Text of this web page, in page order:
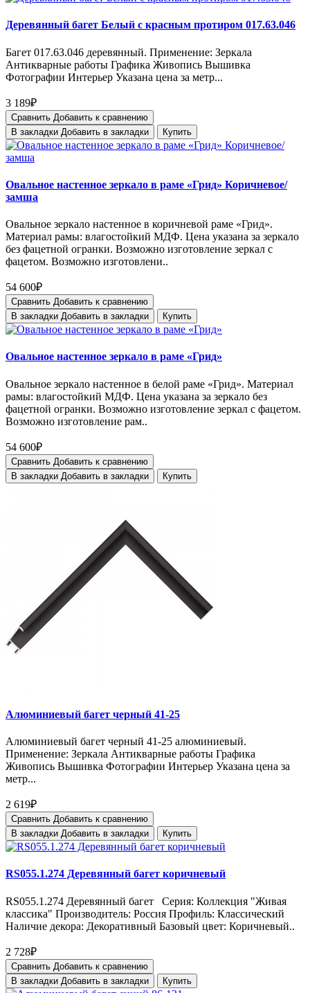
Деревянный багет Белый с красным протиром 017.63.046
Багет 017.63.046 деревянный. Применение: Зеркала
Антикварные работы Графика Живопись Вышивка
Фотографии Интерьер Указана цена за метр...
3 189₽
Сравнить Добавить к сравнению
В закладки Добавить в закладки Купить
Овальное настенное зеркало в раме «Грид» Коричневое/
замша
Овальное зеркало настенное в коричневой раме «Грид».
Материал рамы: влагостойкий МДФ. Цена указана за зеркало
без фацетной огранки. Возможно изготовление зеркал с
фацетом. Возможно изготовлени..
54 600₽
Сравнить Добавить к сравнению
В закладки Добавить в закладки Купить
Овальное настенное зеркало в раме «Грид»
Овальное зеркало настенное в белой раме «Грид». Материал
рамы: влагостойкий МДФ. Цена указана за зеркало без
фацетной огранки. Возможно изготовление зеркал с фацетом.
Возможно изготовление рам..
54 600₽
Сравнить Добавить к сравнению
В закладки Добавить в закладки Купить
Алюминиевый багет черный 41-25
Алюминиевый багет черный 41-25 алюминиевый.
Применение: Зеркала Антикварные работы Графика
Живопись Вышивка Фотографии Интерьер Указана цена за
метр...
2 619₽
Сравнить Добавить к сравнению
В закладки Добавить в закладки Купить
RS055.1.274 Деревянный багет коричневый
RS055.1.274 Деревянный багет Серия: Коллекция "Живая
классика" Производитель: Россия Профиль: Классический
Наличие декора: Декоративный Базовый цвет: Коричневый..
2 728₽
Сравнить Добавить к сравнению
В закладки Добавить в закладки Купить